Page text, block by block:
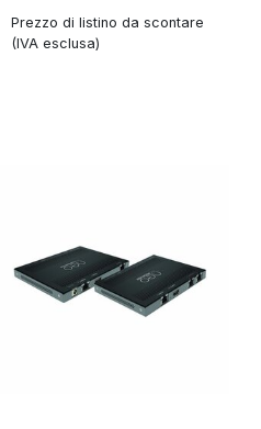
Prezzo di listino da scontare
(IVA esclusa)